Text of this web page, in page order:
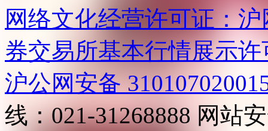
网络文化经营许可证：
券交易所基本行情展示许
沪公网安备
线：021-31268888 网站